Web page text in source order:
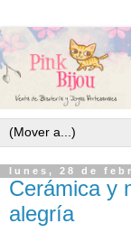
lunes, 28 de
Cerámica y
alegría